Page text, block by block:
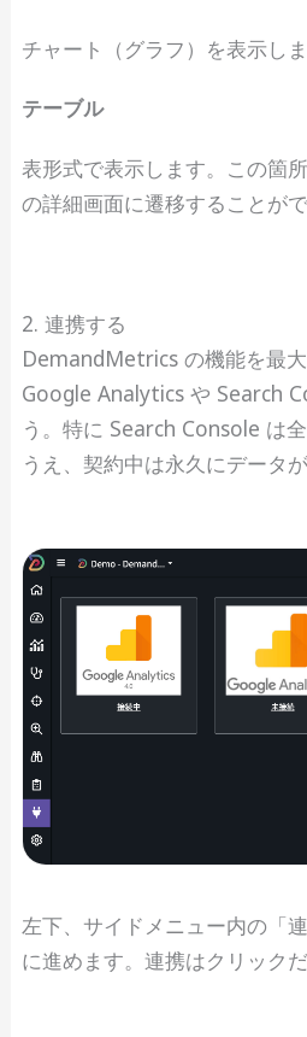
チャート（グラフ）を表示しま
テーブル
表形式で表示します。この箇
の詳細画面に遷移することがで
2. 連携する
DemandMetrics の機能を最大
Google Analytics や Search
う。特に Search Console は
うえ、契約中は永久にデータ
左下、サイドメニュー内の「
に進めます。連携はクリック